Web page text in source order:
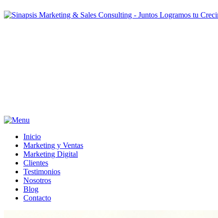
Inicio
Marketing y Ventas
Marketing Digital
Clientes
Testimonios
Nosotros
Blog
Contacto